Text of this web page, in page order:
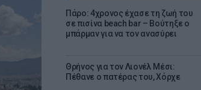
Πάρο: 4χρονος έχασε τη ζωή του
σε πισίνα beach bar – Βούτηξε ο
μπάρμαν για να τον ανασύρει
Θρήνος για τον Λιονέλ Μέσι:
Πέθανε ο πατέρας του, Χόρχε